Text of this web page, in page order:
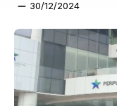
30/12/2024